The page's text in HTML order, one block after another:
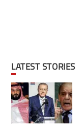
LATEST STORIES